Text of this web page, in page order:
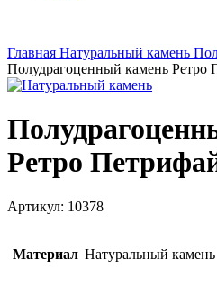
Главная Натуральный камень
Полудрагоценный камень Ретро
Ретро
Артикул: 10378
Материал Натуральный камень